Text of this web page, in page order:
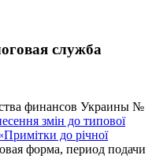
служба
финансов Украины №
змін до типової
до річної
форма, период подачи